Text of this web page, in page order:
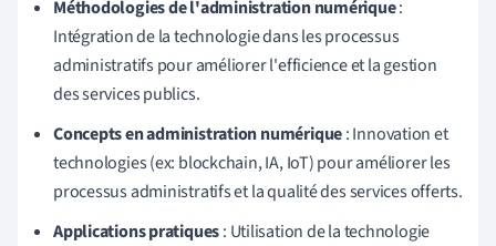
Méthodologies de l'administration numérique:
Intégration de la technologie dans les processus
administratifs pour améliorer l'efficience et la gestion
des services publics.
Concepts en administration numérique: Innovation et
technologies (ex: blockchain, IA, IoT) pour améliorer les
processus administratifs et la qualité des services offerts.
Applications pratiques: Utilisation de la technologie